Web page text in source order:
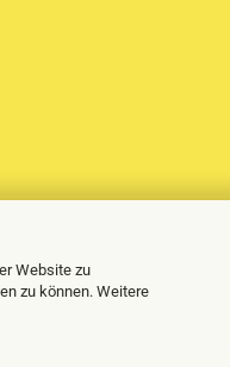
Website zu
zu können. Weitere